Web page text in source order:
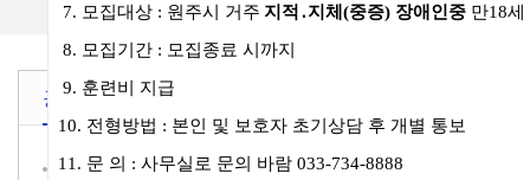
7. 모집대상 : 원주시 거주 지적 ․지체 (중증) 장애인중 만18세
8. 모집기간 : 모집종료 시까지
9. 훈련비 지급
10. 전형방법 : 본인 및 보호자 초기상담 후 개별 통보
11. 문 의 : 사무실로 문의 바람 033-734-8888
공지사항
H직업훈련교사 공개채용 전… 2026-06-30